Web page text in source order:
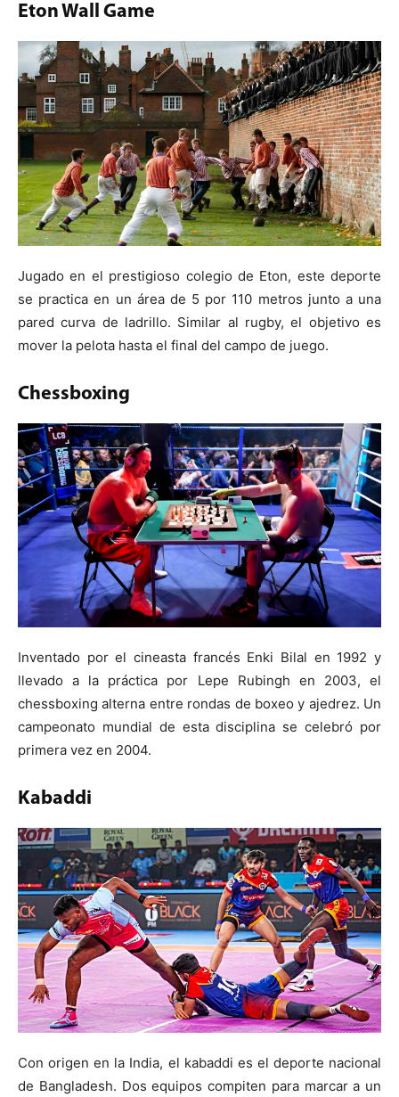
Eton Wall Game
Jugado en el prestigioso colegio de Eton, este deporte
se practica en un área de 5 por 110 metros junto a una
pared curva de ladrillo. Similar al rugby, el objetivo es
mover la pelota hasta el final del campo de juego.
Chessboxing
Inventado por el cineasta francés Enki Bilal en 1992 y
llevado a la práctica por Lepe Rubingh en 2003, el
chessboxing alterna entre rondas de boxeo y ajedrez. Un
campeonato mundial de esta disciplina se celebró por
primera vez en 2004.
Kabaddi
Con origen en la India, el kabaddi es el deporte nacional
de Bangladesh. Dos equipos compiten para marcar a un